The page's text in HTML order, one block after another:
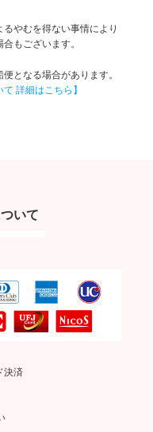
やむを得ない事情により
もございます。
となる場合があります。
詳細はこちら】
いて
決済